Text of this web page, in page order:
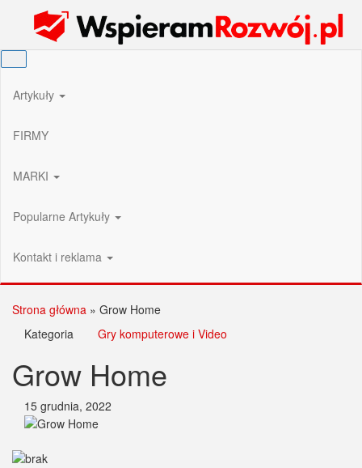
Wspieram Rozwój PL
Artykuły
FIRMY
MARKI
Popularne Artykuły
Kontakt i reklama
Strona główna » Grow Home
Kategoria
Gry komputerowe i Video
Grow Home
15 grudnia, 2022